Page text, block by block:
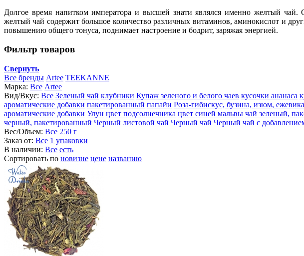
Долгое время напитком императора и высшей знати являлся именно желтый чай.
желтый чай содержит большое количество различных витаминов, аминокислот и
повышению общего тонуса, поднимает настроение и бодрит, заряжая энергией.
Фильтр товаров
Свернуть
Все бренды Artee TEEKANNE
Марка: Все Artee
Вид/Вкус: Все Зеленый чай клубники Купаж зеленого и белого чаев кусочки ананаса
ароматические добавки пакетированный папайи Роза-гибискус, бузина, изюм,
ароматические добавки Улун цвет подсолнечника цвет синей мальвы чай зеленый,
черный, пакетированный Черный листовой чай Черный чай Черный чай с
Вес/Объем: Все 250 г
Заказ от: Все 1 упаковки
В наличии: Все есть
Сортировать по новизне цене названию